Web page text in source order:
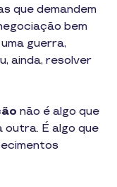
que demandem
bem
guerra,
ainda, resolver
não é algo que
outra. É algo que